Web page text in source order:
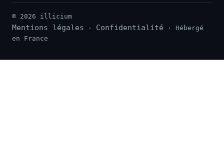
© 2026 illicium
Mentions légales · Confidentialité · Hébergé
en France